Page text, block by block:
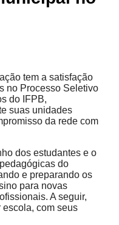
tem a satisfação
no Processo Seletivo
do IFPB,
suas unidades
da rede com
dos estudantes e o
do
e preparando os
para novas
A seguir,
com seus